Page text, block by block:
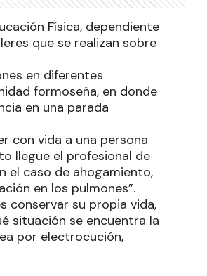
Física, dependiente
que se realizan sobre
en diferentes
formoseña, en donde
en una parada
con vida a una persona
llegue el profesional de
el caso de ahogamiento,
en los pulmones”.
conservar su propia vida,
situación se encuentra la
por electrocución,